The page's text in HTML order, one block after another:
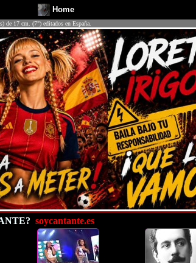
Home
de 17 cm. (7") editados en España.
soycantante.es